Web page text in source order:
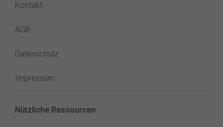
Kontakt
AGB
Datenschutz
Impressum
Nützliche Ressourcen